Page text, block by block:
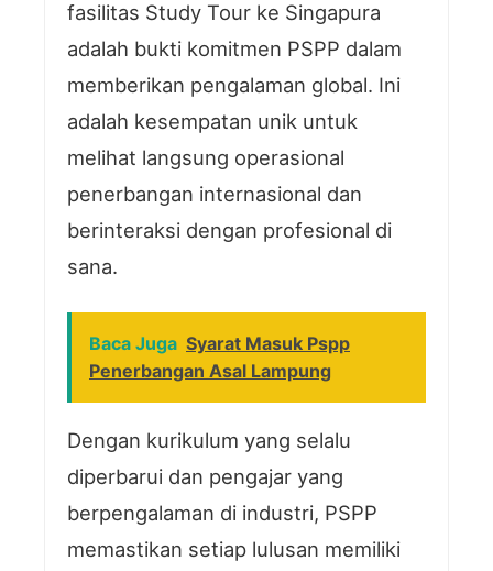
fasilitas Study Tour ke Singapura
adalah bukti komitmen PSPP dalam
memberikan pengalaman global. Ini
adalah kesempatan unik untuk
melihat langsung operasional
penerbangan internasional dan
berinteraksi dengan profesional di
sana.
Baca Juga Syarat Masuk Pspp
Penerbangan Asal Lampung
Dengan kurikulum yang selalu
diperbarui dan pengajar yang
berpengalaman di industri, PSPP
memastikan setiap lulusan memiliki